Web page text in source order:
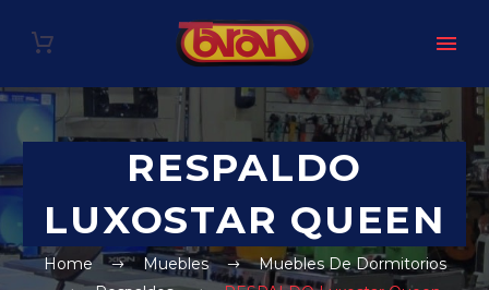
RESPALDO
LUXOSTAR QUEEN
Home Muebles
Muebles De Dormitorios